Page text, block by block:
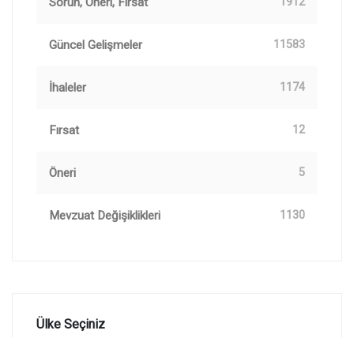
Güncel Gelişmeler 11583
İhaleler 1174
Fırsat 12
Öneri 5
Mevzuat Değişiklikleri 1130
Ülke Seçiniz